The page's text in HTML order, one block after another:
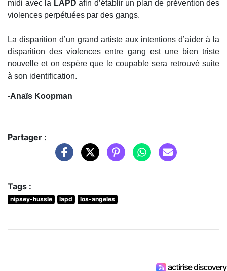
midi avec la LAPD afin d’établir un plan de prévention des
violences perpétuées par des gangs.
La disparition d’un grand artiste aux intentions d’aider à la
disparition des violences entre gang est une bien triste
nouvelle et on espère que le coupable sera retrouvé suite
à son identification.
-Anaïs Koopman
Partager :
Tags :
nipsey-hussle lapd los-angeles